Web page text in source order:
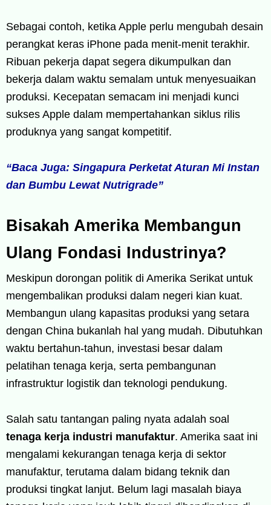
Sebagai contoh, ketika Apple perlu mengubah desain
perangkat keras iPhone pada menit-menit terakhir.
Ribuan pekerja dapat segera dikumpulkan dan
bekerja dalam waktu semalam untuk menyesuaikan
produksi. Kecepatan semacam ini menjadi kunci
sukses Apple dalam mempertahankan siklus rilis
produknya yang sangat kompetitif.
“Baca Juga: Singapura Perketat Aturan Mi Instan
dan Bumbu Lewat Nutrigrade”
Bisakah Amerika Membangun
Ulang Fondasi Industrinya?
Meskipun dorongan politik di Amerika Serikat untuk
mengembalikan produksi dalam negeri kian kuat.
Membangun ulang kapasitas produksi yang setara
dengan China bukanlah hal yang mudah. Dibutuhkan
waktu bertahun-tahun, investasi besar dalam
pelatihan tenaga kerja, serta pembangunan
infrastruktur logistik dan teknologi pendukung.
Salah satu tantangan paling nyata adalah soal
tenaga kerja industri manufaktur. Amerika saat ini
mengalami kekurangan tenaga kerja di sektor
manufaktur, terutama dalam bidang teknik dan
produksi tingkat lanjut. Belum lagi masalah biaya